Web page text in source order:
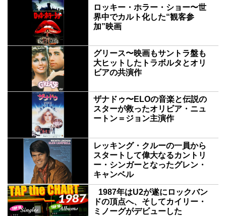
ロッキー・ホラー・ショー〜世
界中でカルト化した“観客参
加”映画
グリース〜映画もサントラ盤も
大ヒットしたトラボルタとオリ
ビアの共演作
ザナドゥ〜ELOの音楽と伝説の
スターが救ったオリビア・ニュ
ートン＝ジョン主演作
レッキング・クルーの一員から
スタートして偉大なるカントリ
ー・シンガーとなったグレン・
キャンベル
1987年はU2が遂にロックバン
ドの頂点へ、そしてカイリー・
ミノーグがデビューした